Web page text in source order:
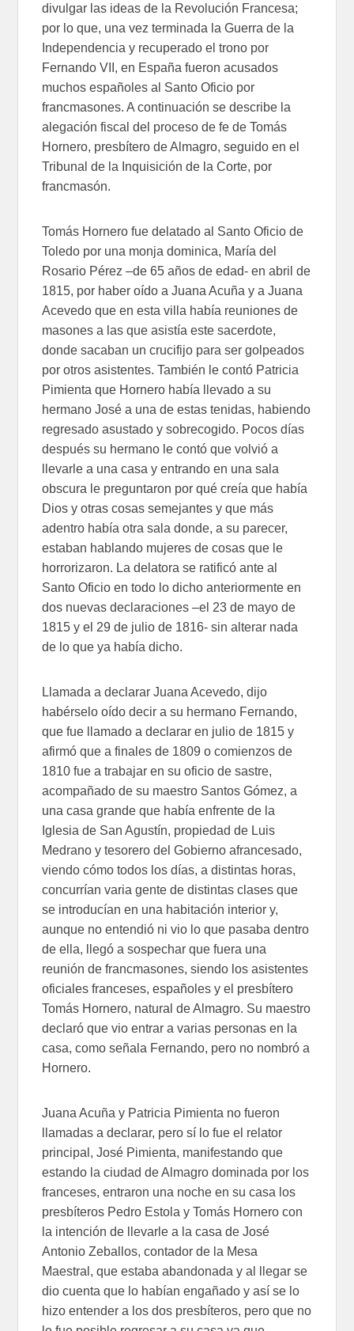
divulgar las ideas de la Revolución Francesa;
por lo que, una vez terminada la Guerra de la
Independencia y recuperado el trono por
Fernando VII, en España fueron acusados
muchos españoles al Santo Oficio por
francmasones. A continuación se describe la
alegación fiscal del proceso de fe de Tomás
Hornero, presbítero de Almagro, seguido en el
Tribunal de la Inquisición de la Corte, por
francmasón.
Tomás Hornero fue delatado al Santo Oficio de
Toledo por una monja dominica, María del
Rosario Pérez –de 65 años de edad- en abril de
1815, por haber oído a Juana Acuña y a Juana
Acevedo que en esta villa había reuniones de
masones a las que asistía este sacerdote,
donde sacaban un crucifijo para ser golpeados
por otros asistentes. También le contó Patricia
Pimienta que Hornero había llevado a su
hermano José a una de estas tenidas, habiendo
regresado asustado y sobrecogido. Pocos días
después su hermano le contó que volvió a
llevarle a una casa y entrando en una sala
obscura le preguntaron por qué creía que había
Dios y otras cosas semejantes y que más
adentro había otra sala donde, a su parecer,
estaban hablando mujeres de cosas que le
horrorizaron. La delatora se ratificó ante al
Santo Oficio en todo lo dicho anteriormente en
dos nuevas declaraciones –el 23 de mayo de
1815 y el 29 de julio de 1816- sin alterar nada
de lo que ya había dicho.
Llamada a declarar Juana Acevedo, dijo
habérselo oído decir a su hermano Fernando,
que fue llamado a declarar en julio de 1815 y
afirmó que a finales de 1809 o comienzos de
1810 fue a trabajar en su oficio de sastre,
acompañado de su maestro Santos Gómez, a
una casa grande que había enfrente de la
Iglesia de San Agustín, propiedad de Luis
Medrano y tesorero del Gobierno afrancesado,
viendo cómo todos los días, a distintas horas,
concurrían varia gente de distintas clases que
se introducían en una habitación interior y,
aunque no entendió ni vio lo que pasaba dentro
de ella, llegó a sospechar que fuera una
reunión de francmasones, siendo los asistentes
oficiales franceses, españoles y el presbítero
Tomás Hornero, natural de Almagro. Su maestro
declaró que vio entrar a varias personas en la
casa, como señala Fernando, pero no nombró a
Hornero.
Juana Acuña y Patricia Pimienta no fueron
llamadas a declarar, pero sí lo fue el relator
principal, José Pimienta, manifestando que
estando la ciudad de Almagro dominada por los
franceses, entraron una noche en su casa los
presbíteros Pedro Estola y Tomás Hornero con
la intención de llevarle a la casa de José
Antonio Zeballos, contador de la Mesa
Maestral, que estaba abandonada y al llegar se
dio cuenta que lo habían engañado y así se lo
hizo entender a los dos presbíteros, pero que no